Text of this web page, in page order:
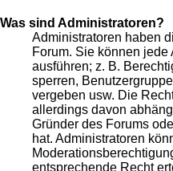
Was sind Administratoren?
Administratoren haben
Forum. Sie können jede
ausführen; z. B.
sperren,
vergeben usw. Die
allerdings davon
Gründer des Forums
hat. Administratoren
entsprechende Recht